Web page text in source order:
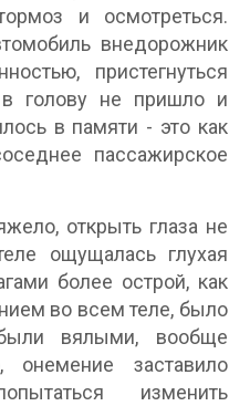
и осмотреться.
внедорожник
пристегнуться
голову не пришло и
в памяти - это как
пассажирское
открыть глаза не
ощущалась глухая
более острой, как
во всем теле, было
вялыми, вообще
заставило
изменить